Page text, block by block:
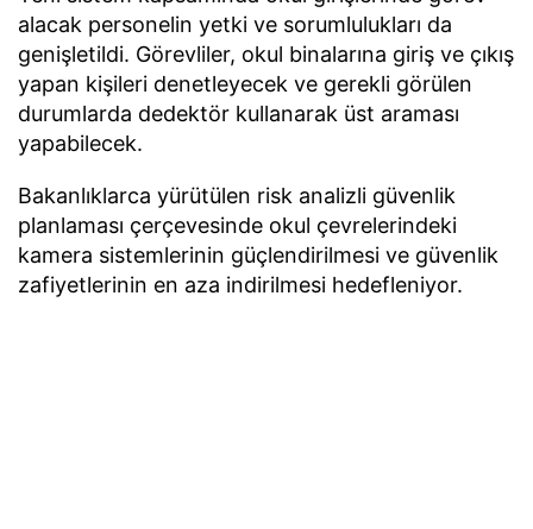
alacak personelin yetki ve sorumlulukları da
genişletildi. Görevliler, okul binalarına giriş ve çıkış
yapan kişileri denetleyecek ve gerekli görülen
durumlarda dedektör kullanarak üst araması
yapabilecek.
Bakanlıklarca yürütülen risk analizli güvenlik
planlaması çerçevesinde okul çevrelerindeki
kamera sistemlerinin güçlendirilmesi ve güvenlik
zafiyetlerinin en aza indirilmesi hedefleniyor.